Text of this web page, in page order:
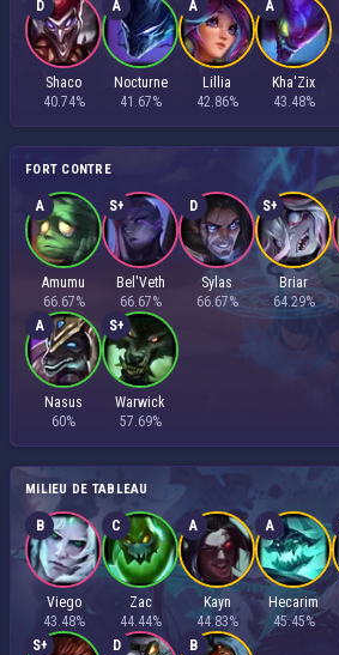
D
Shaco
40.74%
A
Nocturne
41.67%
A
Lillia
42.86%
A
Kha'Zix
43.48%
FORT CONTRE
A
Amumu
66.67%
S+
Bel'Veth
66.67%
D
Sylas
66.67%
S+
Briar
64.29%
A
Nasus
60%
S+
Warwick
57.69%
MILIEU DE TABLEAU
B
Viego
43.48%
C
Zac
44.44%
A
Kayn
44.83%
A
Hecarim
45.45%
S+
D B